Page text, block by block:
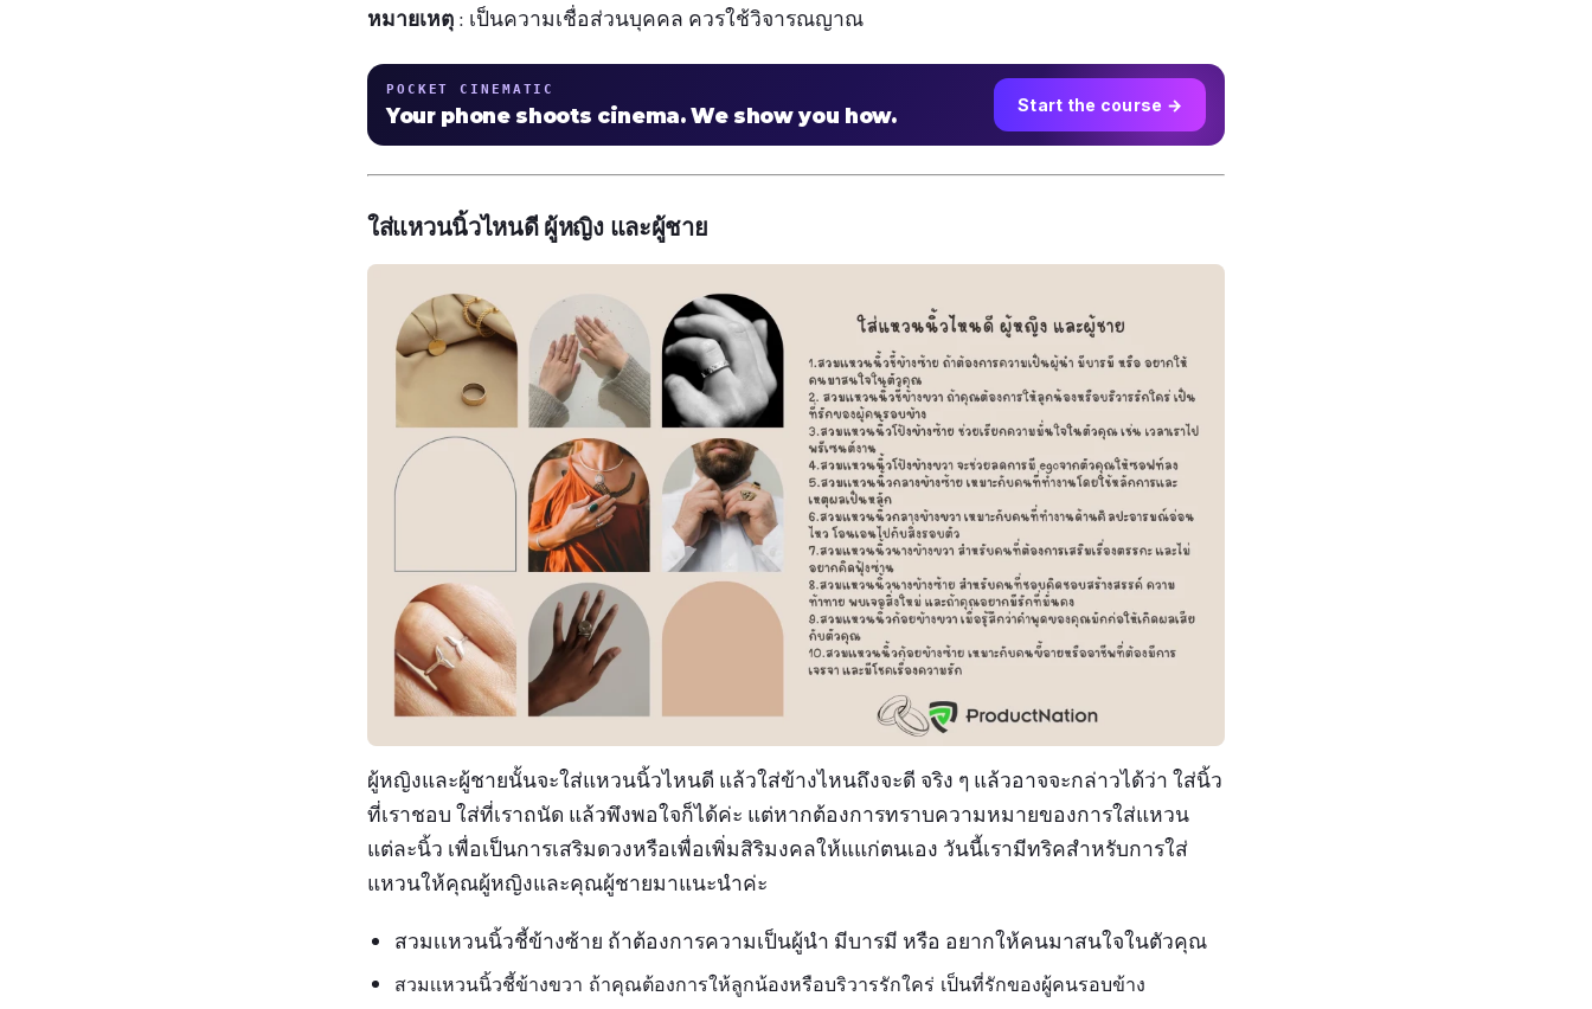
หมายเหตุ : เป็นความเชื่อส่วนบุคคล ควรใช้วิจารณญาณ
POCKET CINEMATIC
Your phone shoots cinema. We show you how. Start the course →
ใส่แหวนนิ้วไหนดี ผู้หญิง และผู้ชาย
ผู้หญิงและผู้ชายนั้นจะใส่แหวนนิ้วไหนดี แล้วใส่ข้างไหนถึงจะดี จริง ๆ แล้วอาจจะกล่าวได้ว่า ใส่นิ้ว
ที่เราชอบ ใส่ที่เราถนัด แล้วพึงพอใจก็ได้ค่ะ แต่หากต้องการทราบความหมายของการใส่แหวน
แต่ละนิ้ว เพื่อเป็นการเสริมดวงหรือเพื่อเพิ่มสิริมงคลให้แแก่ตนเอง วันนี้เรามีทริคสำหรับการใส่
แหวนให้คุณผู้หญิงและคุณผู้ชายมาแนะนำค่ะ
สวมเเหวนนิ้วชี้ข้างซ้าย ถ้าต้องการความเป็นผู้นำ มีบารมี หรือ อยากให้คนมาสนใจในตัวคุณ
สวมเเหวนนิ้วชี้ข้างขวา ถ้าคุณต้องการให้ลูกน้องหรือบริวารรักใคร่ เป็นที่รักของผู้คนรอบข้าง